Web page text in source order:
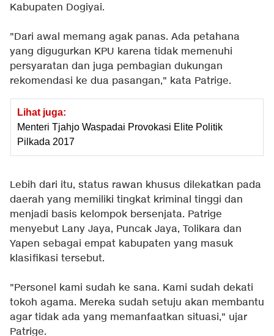
Kabupaten Dogiyai.
"Dari awal memang agak panas. Ada petahana
yang digugurkan KPU karena tidak memenuhi
persyaratan dan juga pembagian dukungan
rekomendasi ke dua pasangan," kata Patrige.
Lihat juga:
Menteri Tjahjo Waspadai Provokasi Elite Politik
Pilkada 2017
Lebih dari itu, status rawan khusus dilekatkan pada
daerah yang memiliki tingkat kriminal tinggi dan
menjadi basis kelompok bersenjata. Patrige
menyebut Lany Jaya, Puncak Jaya, Tolikara dan
Yapen sebagai empat kabupaten yang masuk
klasifikasi tersebut.
"Personel kami sudah ke sana. Kami sudah dekati
tokoh agama. Mereka sudah setuju akan membantu
agar tidak ada yang memanfaatkan situasi," ujar
Patrige.